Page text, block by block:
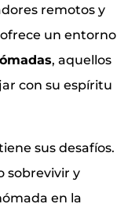
remotos y
un entorno
, aquellos
con su espíritu
sus desafíos.
sobrevivir y
en la